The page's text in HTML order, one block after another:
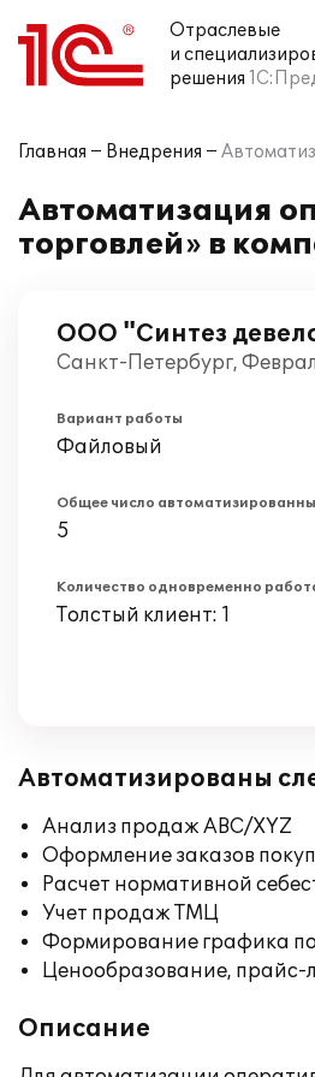
Отраслевые
и
решения
Главная Внедрения
Автоматизация
торговлей» в
ООО "Синтез
Санкт-Петербург,
Вариант работы
Файловый
Общее число
5
Количество одновременно
Толстый клиент: 1
Автоматизированы
Анализ продаж ABC/XYZ
Оформление заказов
Расчет нормативной
Учет продаж ТМЦ
Формирование графика
Ценообразование, прайс-
Описание